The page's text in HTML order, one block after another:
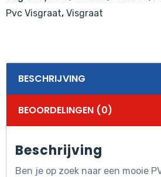
aantal
Pvc Visgraat, Visgraat
BESCHRIJVING
BEOORDELINGEN (0)
Beschrijving
Ben je op zoek naar een mooie